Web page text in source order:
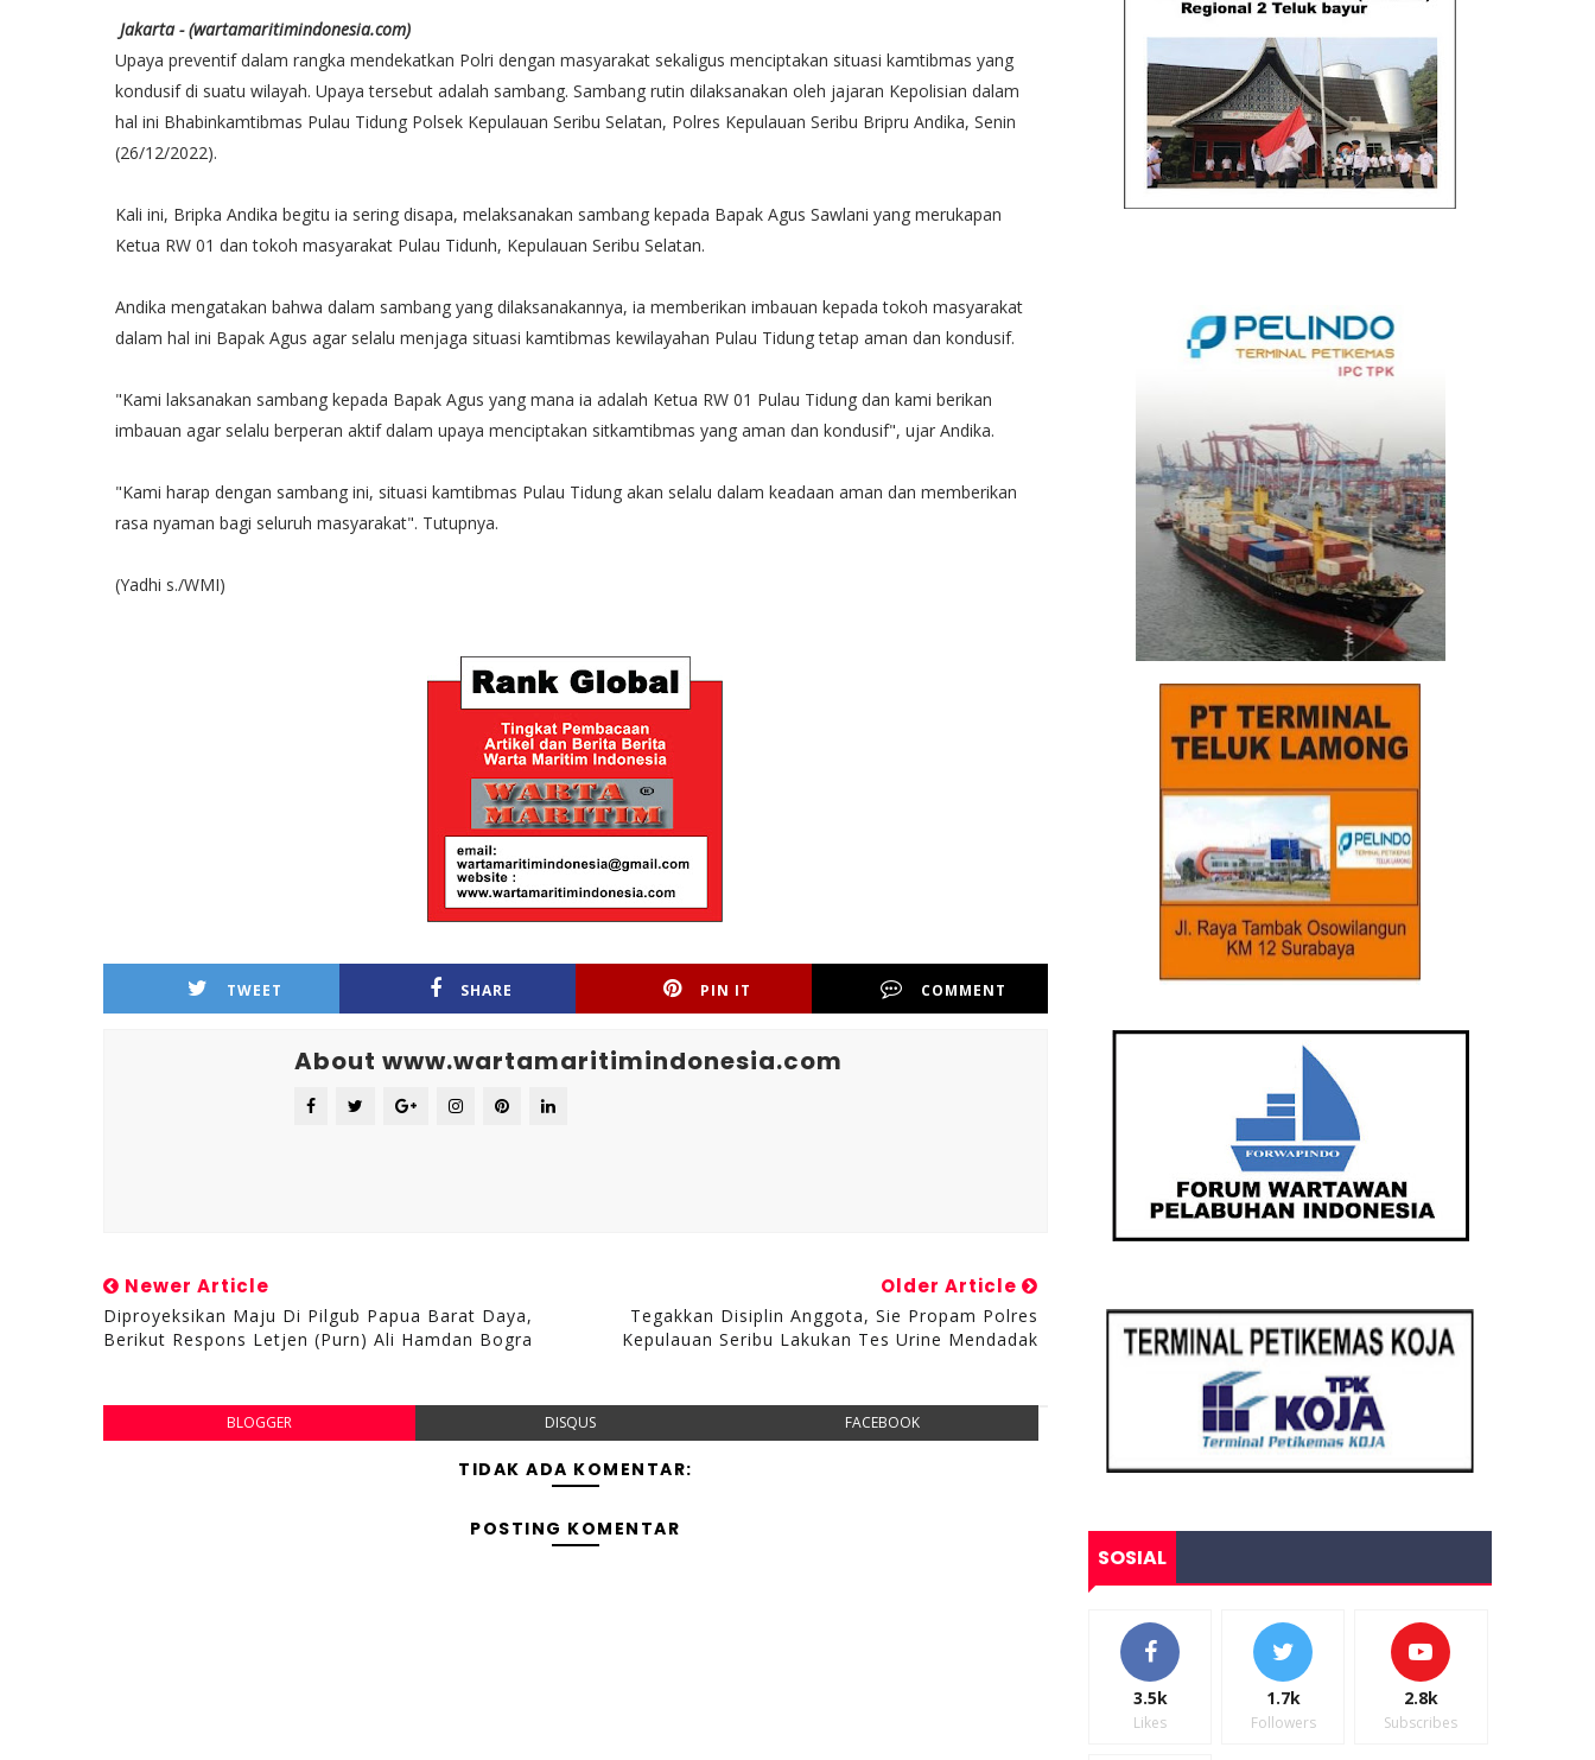
Jakarta - (wartamaritimindonesia.com)
Upaya preventif dalam rangka mendekatkan Polri dengan masyarakat sekaligus menciptakan situasi kamtibmas yang
kondusif di suatu wilayah. Upaya tersebut adalah sambang. Sambang rutin dilaksanakan oleh jajaran Kepolisian dalam
hal ini Bhabinkamtibmas Pulau Tidung Polsek Kepulauan Seribu Selatan, Polres Kepulauan Seribu Bripru Andika, Senin
(26/12/2022).
Kali ini, Bripka Andika begitu ia sering disapa, melaksanakan sambang kepada Bapak Agus Sawlani yang merukapan
Ketua RW 01 dan tokoh masyarakat Pulau Tidunh, Kepulauan Seribu Selatan.
Andika mengatakan bahwa dalam sambang yang dilaksanakannya, ia memberikan imbauan kepada tokoh masyarakat
dalam hal ini Bapak Agus agar selalu menjaga situasi kamtibmas kewilayahan Pulau Tidung tetap aman dan kondusif.
"Kami laksanakan sambang kepada Bapak Agus yang mana ia adalah Ketua RW 01 Pulau Tidung dan kami berikan
imbauan agar selalu berperan aktif dalam upaya menciptakan sitkamtibmas yang aman dan kondusif", ujar Andika.
"Kami harap dengan sambang ini, situasi kamtibmas Pulau Tidung akan selalu dalam keadaan aman dan memberikan
rasa nyaman bagi seluruh masyarakat". Tutupnya.
(Yadhi s./WMI)
TWEET SHARE PIN IT COMMENT
About www.wartamaritimindonesia.com
Newer Article
Diproyeksikan Maju Di Pilgub Papua Barat Daya,
Berikut Respons Letjen (Purn) Ali Hamdan Bogra
Older Article
Tegakkan Disiplin Anggota, Sie Propam Polres
Kepulauan Seribu Lakukan Tes Urine Mendadak
BLOGGER DISQUS FACEBOOK
TIDAK ADA KOMENTAR:
POSTING KOMENTAR
SOSIAL
3.5k
Likes
1.7k
Followers
2.8k
Subscribes